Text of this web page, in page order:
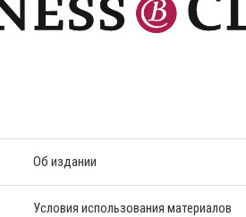
Об издании
Условия использования материалов